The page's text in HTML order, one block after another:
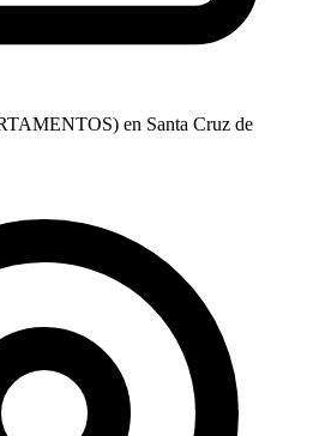
en Santa Cruz de